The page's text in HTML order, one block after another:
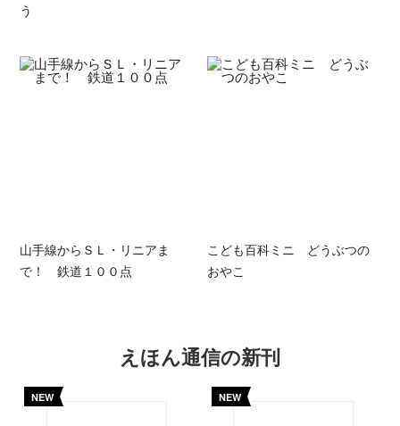
う
山手線からＳＬ・リニアま
で！ 鉄道１００点
こども百科ミニ どうぶつの
おやこ
えほん通信の新刊
NEW NEW